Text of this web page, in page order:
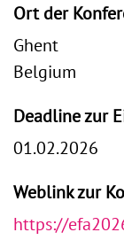
Ort der
Ghent
Belgium
Deadline zur
01.02.2026
Weblink zur
https://